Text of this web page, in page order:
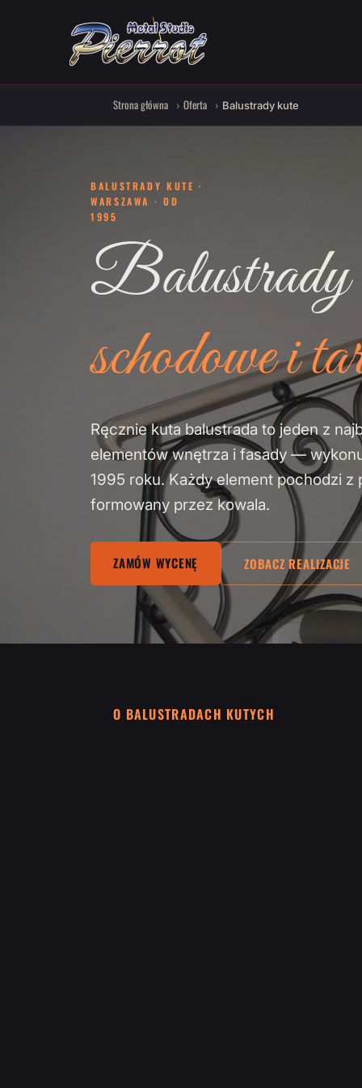
Strona główna Oferta Balustrady kute
BALUSTRADY KUTE ·
WARSZAWA · OD
1995
Balustrady
schodowe i
Ręcznie kuta balustrada to jeden z
elementów wnętrza i fasady —
1995 roku. Każdy element pochodzi z
formowany przez kowala.
ZAMÓW WYCENĘ ZOBACZ REALIZACJE
O BALUSTRADACH KUTYCH